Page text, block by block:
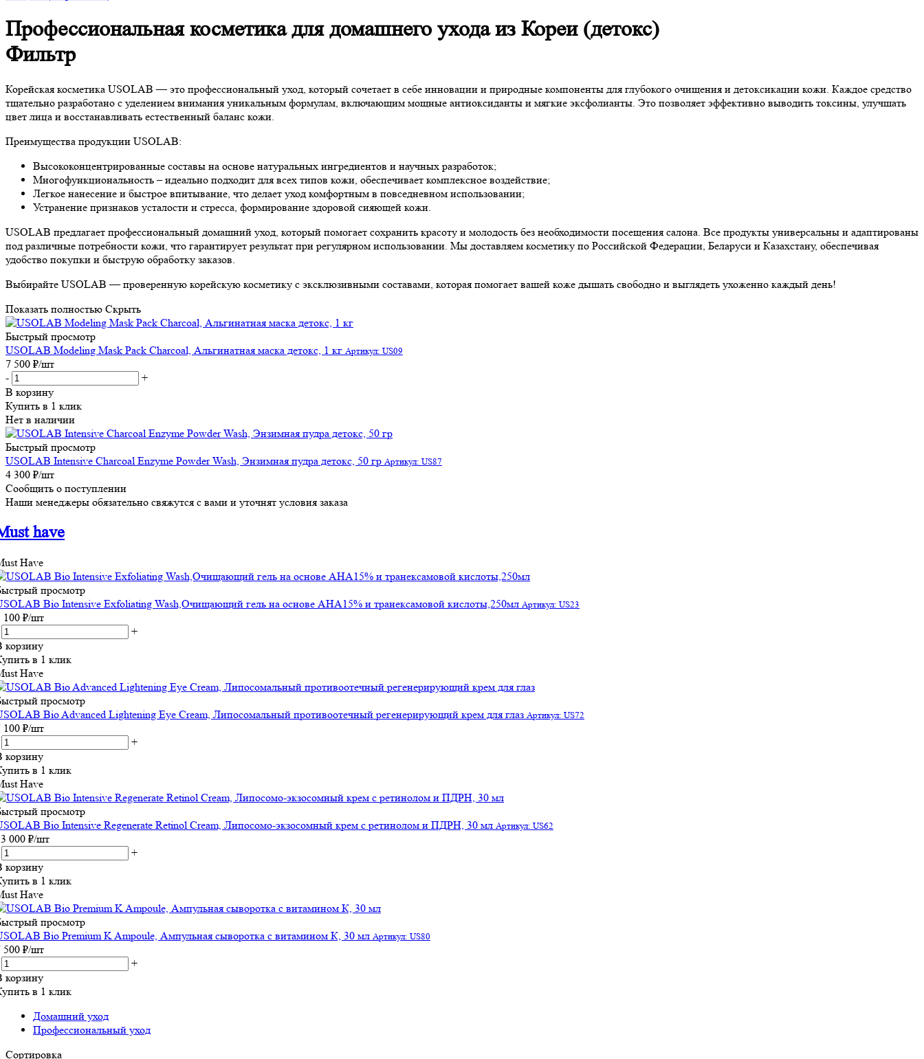
Профессиональная косметика для домашнего ухода из Кореи (детокс)
Фильтр
Корейская косметика USOLAB — это профессиональный уход, который сочетает в себе инновации и природные компоненты для глубокого очищения и детоксикации кожи. Каждое средство
тщательно разработано с уделением внимания уникальным формулам, включающим мощные антиоксиданты и мягкие эксфолианты. Это позволяет эффективно выводить токсины, улучшать
цвет лица и восстанавливать естественный баланс кожи.
Преимущества продукции USOLAB:
Высококонцентрированные составы на основе натуральных ингредиентов и научных разработок;
Многофункциональность – идеально подходит для всех типов кожи, обеспечивает комплексное воздействие;
Легкое нанесение и быстрое впитывание, что делает уход комфортным в повседневном использовании;
Устранение признаков усталости и стресса, формирование здоровой сияющей кожи.
USOLAB предлагает профессиональный домашний уход, который помогает сохранить красоту и молодость без необходимости посещения салона. Все продукты универсальны и адаптированы
под различные потребности кожи, что гарантирует результат при регулярном использовании. Мы доставляем косметику по Российской Федерации, Беларуси и Казахстану, обеспечивая
удобство покупки и быструю обработку заказов.
Выбирайте USOLAB — проверенную корейскую косметику с эксклюзивными составами, которая помогает вашей коже дышать свободно и выглядеть ухоженно каждый день!
Показать полностью Скрыть
Быстрый просмотр
USOLAB Modeling Mask Pack Charcoal, Альгинатная маска детокс, 1 кг Артикул: US09
7 500 ₽/шт
-
+
В корзину
Купить в 1 клик
Нет в наличии
Быстрый просмотр
USOLAB Intensive Charcoal Enzyme Powder Wash, Энзимная пудра детокс, 50 гр Артикул: US87
4 300 ₽/шт
Сообщить о поступлении
Наши менеджеры обязательно свяжутся с вами и уточнят условия заказа
have
Have
просмотр
Bio Intensive Exfoliating Wash,Очищающий гель на основе АНА15% и транексамовой кислоты,250мл Артикул: US23
100 ₽/шт
+
корзину
в 1 клик
Have
просмотр
Bio Advanced Lightening Eye Cream, Липосомальный противоотечный регенерирующий крем для глаз Артикул: US72
100 ₽/шт
+
корзину
в 1 клик
Have
просмотр
Bio Intensive Regenerate Retinol Cream, Липосомо-экзосомный крем с ретинолом и ПДРН, 30 мл Артикул: US62
000 ₽/шт
+
корзину
в 1 клик
Have
просмотр
Bio Premium K Ampoule, Ампульная сыворотка с витамином К, 30 мл Артикул: US80
500 ₽/шт
+
корзину
в 1 клик
Домашний уход
Профессиональный уход
Сортировка